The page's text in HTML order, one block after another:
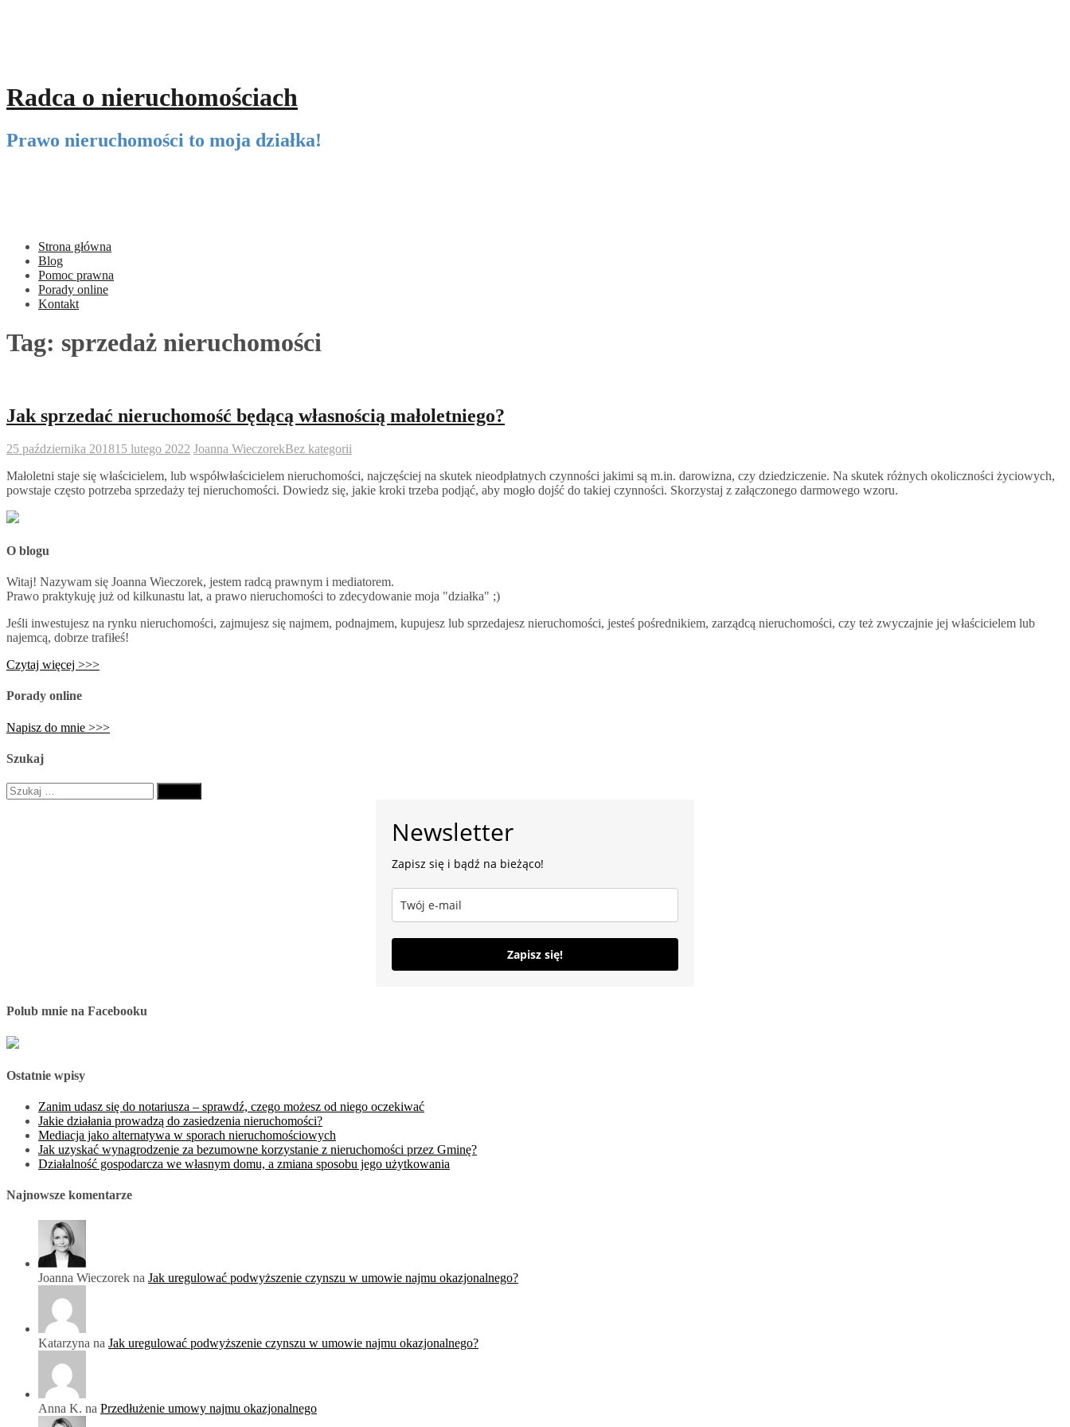
Radca o nieruchomościach
Prawo nieruchomości to moja działka!
Strona główna
Blog
Pomoc prawna
Porady online
Kontakt
Tag: sprzedaż nieruchomości
Jak sprzedać nieruchomość będącą własnością małoletniego?
25 października 201815 lutego 2022 Joanna WieczorekBez kategorii
Małoletni staje się właścicielem, lub współwłaścicielem nieruchomości, najczęściej na skutek nieodpłatnych czynności jakimi są m.in. darowizna, czy dziedziczenie. Na skutek różnych okoliczności życiowych,
powstaje często potrzeba sprzedaży tej nieruchomości. Dowiedz się, jakie kroki trzeba podjąć, aby mogło dojść do takiej czynności. Skorzystaj z załączonego darmowego wzoru.
O blogu
Witaj! Nazywam się Joanna Wieczorek, jestem radcą prawnym i mediatorem.
Prawo praktykuję już od kilkunastu lat, a prawo nieruchomości to zdecydowanie moja "działka" ;)
Jeśli inwestujesz na rynku nieruchomości, zajmujesz się najmem, podnajmem, kupujesz lub sprzedajesz nieruchomości, jesteś pośrednikiem, zarządcą nieruchomości, czy też zwyczajnie jej właścicielem lub
najemcą, dobrze trafiłeś!
Czytaj więcej >>>
Porady online
Napisz do mnie >>>
Szukaj
Szukaj:
Newsletter
Zapisz się i bądź na bieżąco!
Zapisz się!
Polub mnie na Facebooku
Ostatnie wpisy
Zanim udasz się do notariusza – sprawdź, czego możesz od niego oczekiwać
Jakie działania prowadzą do zasiedzenia nieruchomości?
Mediacja jako alternatywa w sporach nieruchomościowych
Jak uzyskać wynagrodzenie za bezumowne korzystanie z nieruchomości przez Gminę?
Działalność gospodarcza we własnym domu, a zmiana sposobu jego użytkowania
Najnowsze komentarze
Joanna Wieczorek na Jak uregulować podwyższenie czynszu w umowie najmu okazjonalnego?
Katarzyna na Jak uregulować podwyższenie czynszu w umowie najmu okazjonalnego?
Anna K. na Przedłużenie umowy najmu okazjonalnego